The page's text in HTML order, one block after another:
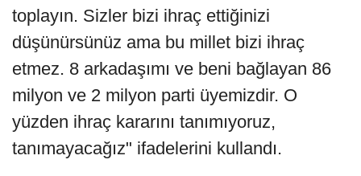
toplayın. Sizler bizi ihraç ettiğinizi
düşünürsünüz ama bu millet bizi ihraç
etmez. 8 arkadaşımı ve beni bağlayan 86
milyon ve 2 milyon parti üyemizdir. O
yüzden ihraç kararını tanımıyoruz,
tanımayacağız" ifadelerini kullandı.